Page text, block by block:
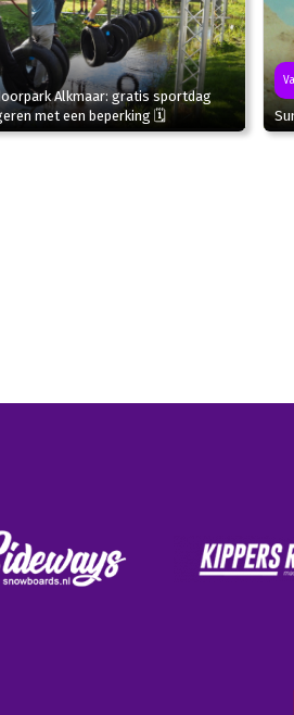
Alkmaar: gratis sportdag
met een beperking 🗓